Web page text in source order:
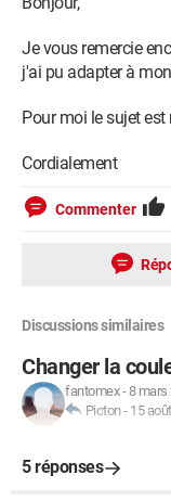
Je vous remercie
j'ai pu adapter à
Pour moi le sujet est
Cordialement
Commenter
Discussions similaires
Changer la
fantomex-8 mars
Picton- 15
5 réponses